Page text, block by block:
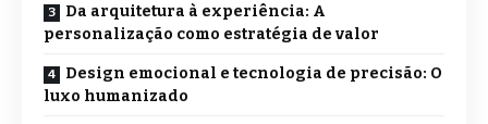
Da arquitetura à experiência: A
personalização como estratégia de valor
Design emocional e tecnologia de precisão: O
luxo humanizado